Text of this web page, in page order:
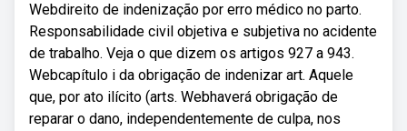
Webdireito de indenização por erro médico no parto.
Responsabilidade civil objetiva e subjetiva no acidente
de trabalho. Veja o que dizem os artigos 927 a 943.
Webcapítulo i da obrigação de indenizar art. Aquele
que, por ato ilícito (arts. Webhaverá obrigação de
reparar o dano, independentemente de culpa, nos